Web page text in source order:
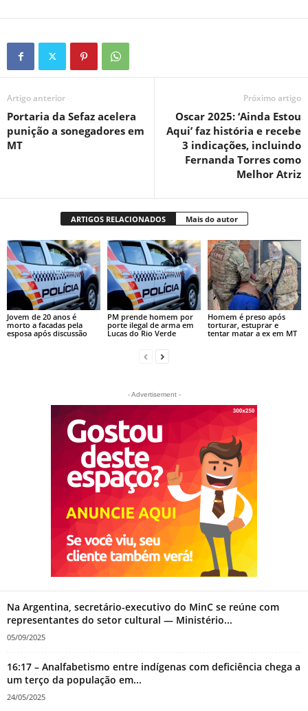
Artigo anterior
Portaria da Sefaz acelera
punição a sonegadores em
MT
Próximo artigo
Oscar 2025: ‘Ainda Estou
Aqui’ faz história e recebe
3 indicações, incluindo
Fernanda Torres como
Melhor Atriz
ARTIGOS RELACIONADOS Mais do autor
Jovem de 20 anos é
morto a facadas pela
esposa após discussão
PM prende homem por
porte ilegal de arma em
Lucas do Rio Verde
Homem é preso após
torturar, estuprar e
tentar matar a ex em MT
- Advertisement -
Na Argentina, secretário-executivo do MinC se reúne com
representantes do setor cultural — Ministério...
05/09/2025
16:17 – Analfabetismo entre indígenas com deficiência chega a
um terço da população em...
24/05/2025